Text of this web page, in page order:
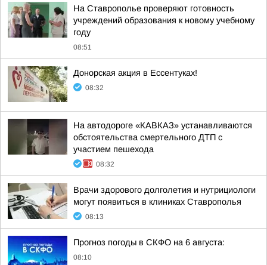
На Ставрополье проверяют готовность
учреждений образования к новому учебному
году
08:51
Донорская акция в Ессентуках!
08:32
На автодороге «КАВКАЗ» устанавливаются
обстоятельства смертельного ДТП с
участием пешехода
08:32
Врачи здорового долголетия и нутрициологи
могут появиться в клиниках Ставрополья
08:13
Прогноз погоды в СКФО на 6 августа:
08:10